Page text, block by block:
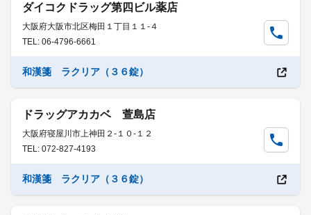
ダイコクドラッグ第四ビル薬店
大阪府大阪市北区梅田１丁目１１-４
TEL: 06-4796-6661
和漢箋 ラクリア（３６錠）
ドラッグアカカベ 萱島店
大阪府寝屋川市上神田２-１０-１２
TEL: 072-827-4193
和漢箋 ラクリア（３６錠）